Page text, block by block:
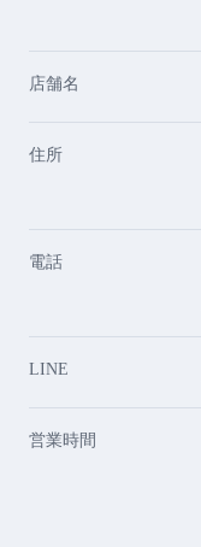
店舗名
住所
電話
LINE
営業時間